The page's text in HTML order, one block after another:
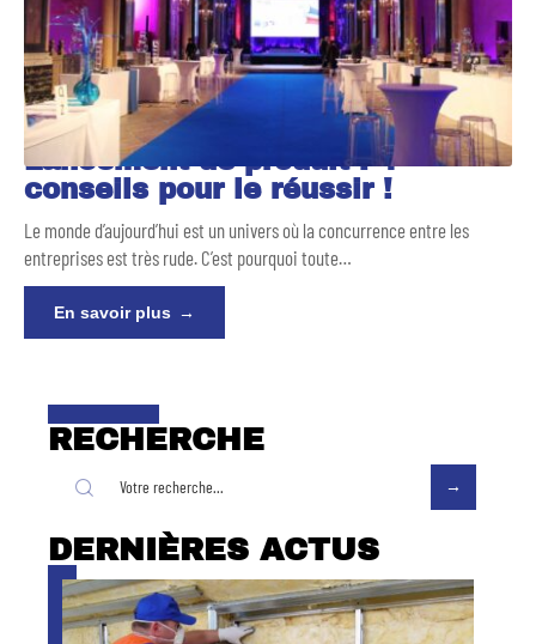
Lancement de produit : 4
conseils pour le réussir !
Le monde d’aujourd’hui est un univers où la concurrence entre les
entreprises est très rude. C’est pourquoi toute…
En savoir plus
RECHERCHE
DERNIÈRES ACTUS